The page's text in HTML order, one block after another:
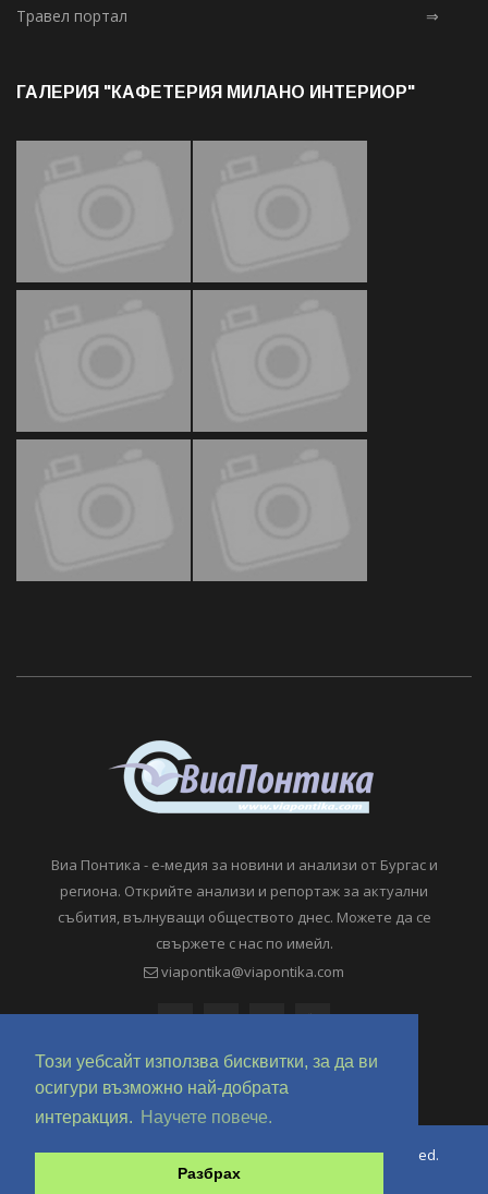
Този уебсайт използва бисквитки, за да ви
осигури възможно най-добрата
интеракция.
Научете повече.
Разбрах
Травел портал ⇒
ГАЛЕРИЯ "КАФЕТЕРИЯ МИЛАНО ИНТЕРИОР"
Виа Понтика - е-медия за новини и анализи от Бургас и
региона. Открийте анализи и репортаж за актуални
събития, вълнуващи обществото днес. Можете да се
свържете с нас по имейл.
viapontika@viapontika.com
Copyright © 2018-2024 ViaPontika.com. All Rights Reserved.
Development @ OverHertz Ltd